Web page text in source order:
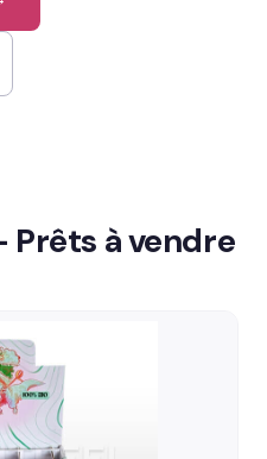
→
à vendre